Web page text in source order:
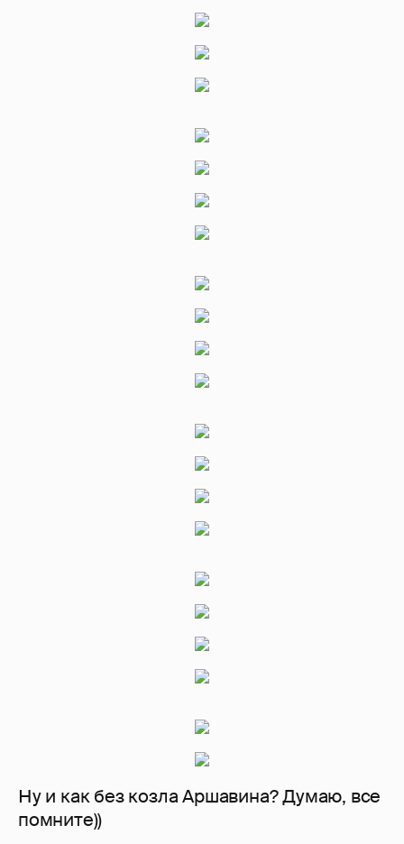
Ну и как без козла Аршавина? Думаю, все
помните))